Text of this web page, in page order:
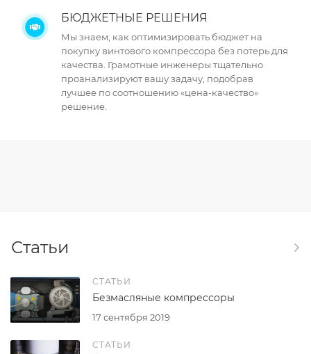
БЮДЖЕТНЫЕ РЕШЕНИЯ
Мы знаем, как оптимизировать бюджет на
покупку винтового компрессора без потерь для
качества. Грамотные инженеры тщательно
проанализируют вашу задачу, подобрав
лучшее по соотношению «цена-качество»
решение.
Статьи
СТАТЬИ
17 сентября 2019
Безмасляные компрессоры
СТАТЬИ